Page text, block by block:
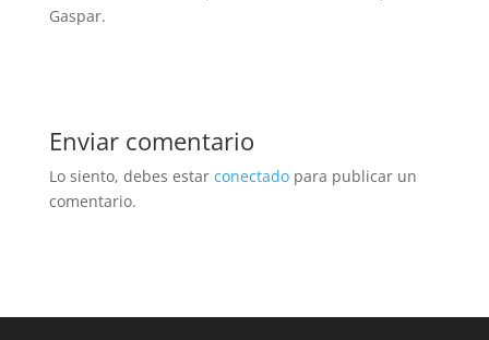
Gaspar.
Enviar comentario
Lo siento, debes estar conectadopara publicar un
comentario.